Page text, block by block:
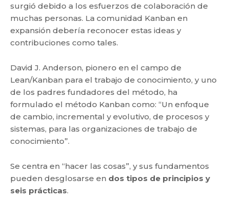
surgió debido a los esfuerzos de colaboración de
muchas personas. La comunidad Kanban en
expansión debería reconocer estas ideas y
contribuciones como tales.
David J. Anderson, pionero en el campo de
Lean/Kanban para el trabajo de conocimiento, y uno
de los padres fundadores del método, ha
formulado el método Kanban como: “Un enfoque
de cambio, incremental y evolutivo, de procesos y
sistemas, para las organizaciones de trabajo de
conocimiento”.
Se centra en “hacer las cosas”, y sus fundamentos
pueden desglosarse en dos tipos de principios y
seis prácticas.